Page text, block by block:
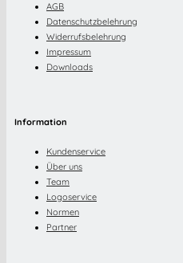
AGB
Datenschutzbelehrung
Widerrufsbelehrung
Impressum
Downloads
Information
Kundenservice
Über uns
Team
Logoservice
Normen
Partner